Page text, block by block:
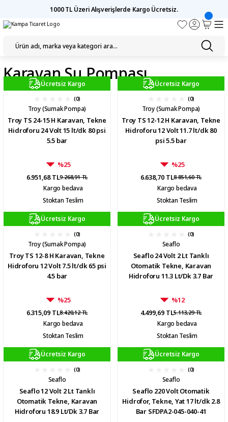
1000 TL Üzeri Alışverişlerde Kargo Ücretsiz.
Karavan Su Pompası
Ücretsiz Kargo
(0)
Troy (Sumak Pompa)
Troy TS 24-15 H Karavan, Tekne
Hidroforu 24 Volt 15 lt/dk 80 psi
5.5 bar
%25
6.951,68 TL9.268,91 TL
Kargo bedava
Stoktan Teslim
Ücretsiz Kargo
(0)
Troy (Sumak Pompa)
Troy TS 12-12 H Karavan, Tekne
Hidroforu 12 Volt 11.7 lt/dk 80
psi 5.5 bar
%25
6.638,70 TL8.851,60 TL
Kargo bedava
Stoktan Teslim
Ücretsiz Kargo
(0)
Troy (Sumak Pompa)
Troy TS 12-8 H Karavan, Tekne
Hidroforu 12 Volt 7.5 lt/dk 65 psi
4.5 bar
%25
6.315,09 TL8.420,12 TL
Kargo bedava
Stoktan Teslim
Ücretsiz Kargo
(0)
Seaflo
Seaflo 24 Volt 2 Lt Tanklı
Otomatik Tekne, Karavan
Hidroforu 11.3 Lt/Dk 3.7 Bar
%12
4.499,69 TL5.113,29 TL
Kargo bedava
Stoktan Teslim
Ücretsiz Kargo
(0)
Seaflo
Seaflo 12 Volt 2 Lt Tanklı
Otomatik Tekne, Karavan
Hidroforu 18.9 Lt/Dk 3.7 Bar
Ücretsiz Kargo
(0)
Seaflo
Seaflo 220 Volt Otomatik
Hidrofor, Tekne, Yat 17 lt/dk 2.8
Bar SFDPA2-045-040-41